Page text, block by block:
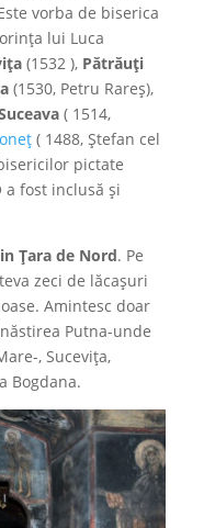
vorba de biserica
lui Luca
(1532 ), Pătrăuți
(1530, Petru Rareş),
( 1514,
( 1488, Ştefan cel
pictate
a fost inclusă și
Ţara de Nord. Pe
zeci de lăcaşuri
Amintesc doar
Putna-unde
, Suceviţa,
Bogdana.